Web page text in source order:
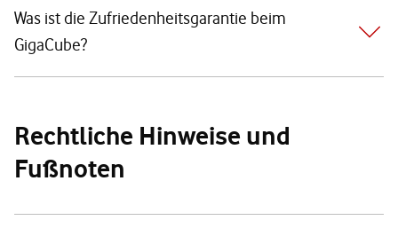
Was ist die Zufriedenheitsgarantie beim
GigaCube?
Rechtliche Hinweise und
Fußnoten